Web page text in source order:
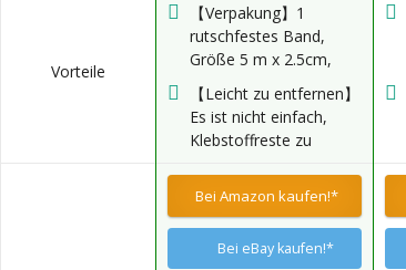
Vorteile
【Verpakung】1
rutschfestes Band,
Größe 5 m x 2.5cm,
Farbe: schwarz
【Leicht zu entfernen】
Es ist nicht einfach,
Klebstoffreste zu
es verschieben oder
Bei Amazon kaufen!*
Bei eBay kaufen!*